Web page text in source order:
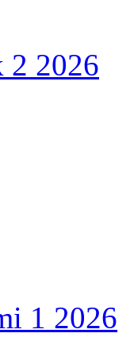
2026
1 2026